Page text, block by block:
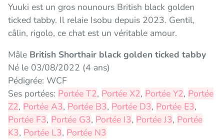
Yuuki est un gros nounours British black golden
ticked tabby. Il relaie Isobu depuis 2023. Gentil,
câlin, rigolo, ce chat est un véritable amour.
Mâle British Shorthair black golden ticked tabby
Né le 03/08/2022 (4 ans)
Pédigrée: WCF
Ses portées: Portée T2, Portée X2, Portée Y2, Portée
Z2, Portée A3, Portée B3, Portée D3, Portée E3,
Portée F3, Portée G3, Portée I3, Portée J3, Portée
K3, Portée L3, Portée N3